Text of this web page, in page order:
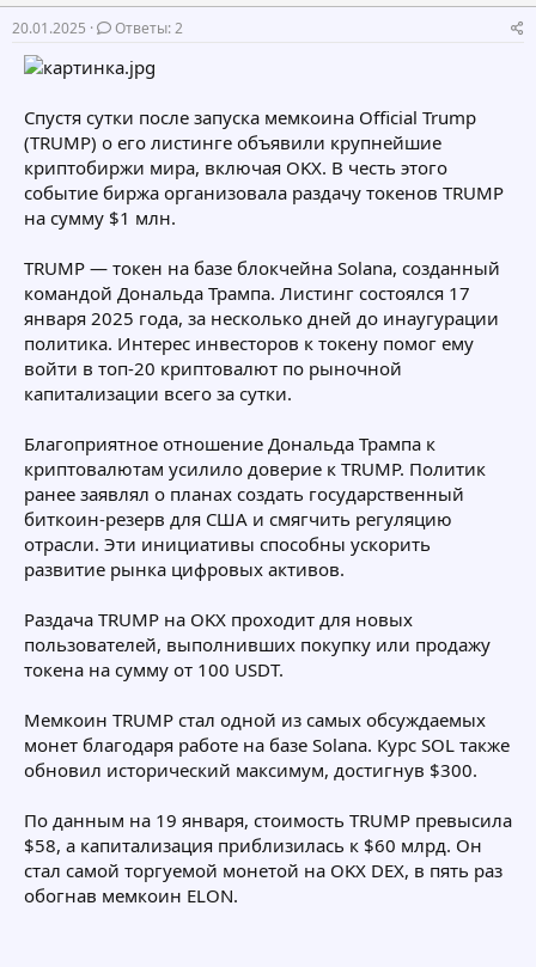
т
и
я
т
о
р
т
м
ы
т
а
а
а
л
а
20.01.2025 Ответы: 2
Спустя сутки после запуска мемкоина Official Trump
(TRUMP) о его листинге объявили крупнейшие
криптобиржи мира, включая OKX. В честь этого
событие биржа организовала раздачу токенов TRUMP
на сумму $1 млн.
TRUMP — токен на базе блокчейна Solana, созданный
командой Дональда Трампа. Листинг состоялся 17
января 2025 года, за несколько дней до инаугурации
политика. Интерес инвесторов к токену помог ему
войти в топ-20 криптовалют по рыночной
капитализации всего за сутки.
Благоприятное отношение Дональда Трампа к
криптовалютам усилило доверие к TRUMP. Политик
ранее заявлял о планах создать государственный
биткоин-резерв для США и смягчить регуляцию
отрасли. Эти инициативы способны ускорить
развитие рынка цифровых активов.
Раздача TRUMP на OKX проходит для новых
пользователей, выполнивших покупку или продажу
токена на сумму от 100 USDT.
Мемкоин TRUMP стал одной из самых обсуждаемых
монет благодаря работе на базе Solana. Курс SOL также
обновил исторический максимум, достигнув $300.
По данным на 19 января, стоимость TRUMP превысила
$58, а капитализация приблизилась к $60 млрд. Он
стал самой торгуемой монетой на OKX DEX, в пять раз
обогнав мемкоин ELON.